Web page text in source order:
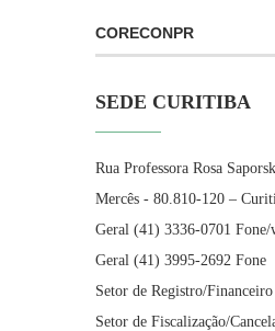
CORECONPR
SEDE CURITIBA
Rua Professora Rosa
Mercês - 80.810-120 –
Geral (41) 3336-0701 Fone/
Geral (41) 3995-2692 Fone
Setor de Registro/
Setor de Fiscalização/